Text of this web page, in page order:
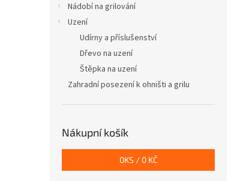
Nádobí na grilování
Uzení
Udírny a příslušenství
Dřevo na uzení
Štěpka na uzení
Zahradní posezení k ohništi a grilu
Nákupní košík
0KS / 0 KČ